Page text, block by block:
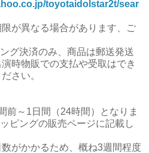
toyotaidolstar2t/sear
が異なる場合があります、ご
グ決済のみ、商品は郵送発送
時物販での支払や受取はでき
さい。
前～1日間（24時間）となりま
ピングの販売ページに記載し
がかかるため、概ね3週間程度